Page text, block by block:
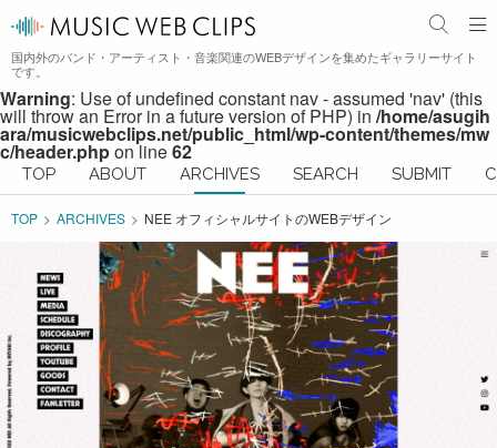
国内外のバンド・アーティスト・音楽関連のWEBデザインを集めたギャラリーサイト
です。
Warning: Use of undefined constant nav - assumed 'nav' (this
will throw an Error in a future version of PHP) in /home/asugih
ara/musicwebclips.net/public_html/wp-content/themes/mw
c/header.phpon line62
TOP ABOUT ARCHIVES SEARCH SUBMIT
TOP ARCHIVES NEE オフィシャルサイトのWEBデザイン